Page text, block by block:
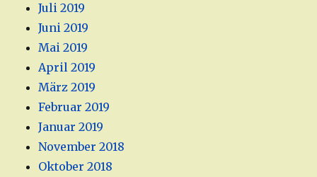
Juli 2019
Juni 2019
Mai 2019
April 2019
März 2019
Februar 2019
Januar 2019
November 2018
Oktober 2018